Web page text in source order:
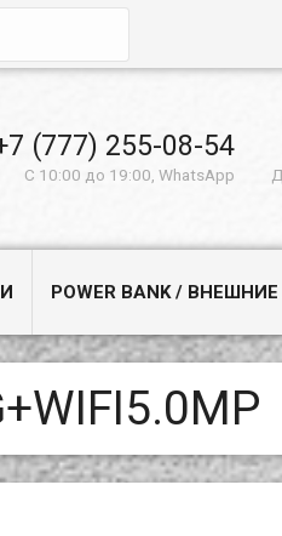
(777) 255-08-54
С 10:00 до 19:00, WhatsApp
POWER BANK /